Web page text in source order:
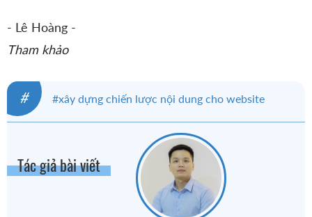
- Lê Hoàng -
Tham khảo
# #xây dựng chiến lược nội dung cho website
#xây dựng và quản lý nội dung website
#xây dựng website #website đẹp
#làm website chuyên nghiệp
#thiết kế website là gì
Tác giả bài viết